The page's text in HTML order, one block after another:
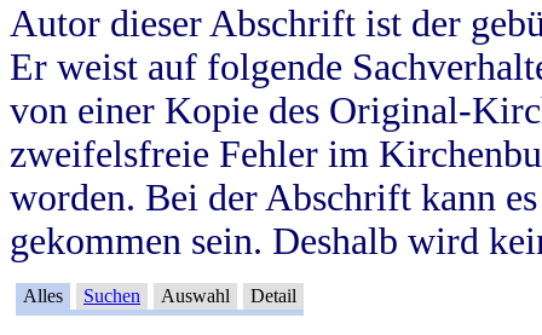
Autor dieser Abschrift ist der
Er weist auf folgende
von einer Kopie des Original-
zweifelsfreie Fehler im
worden. Bei der Abschrift kann
gekommen sein. Deshalb wird
Alles Suchen Auswahl Detail